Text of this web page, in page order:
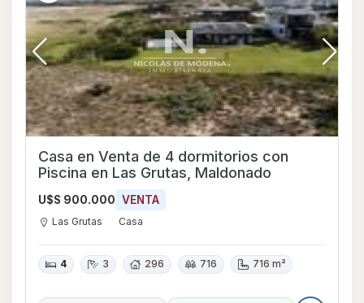
Casa en Venta de 4 dormitorios con
Piscina en Las Grutas, Maldonado
U$S 900.000 VENTA
Las Grutas Casa
4 3 296 716 716 m²